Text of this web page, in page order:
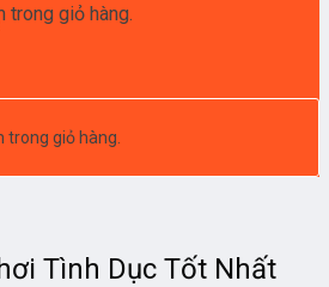
trong giỏ hàng.
trong giỏ hàng.
Tình Dục Tốt Nhất